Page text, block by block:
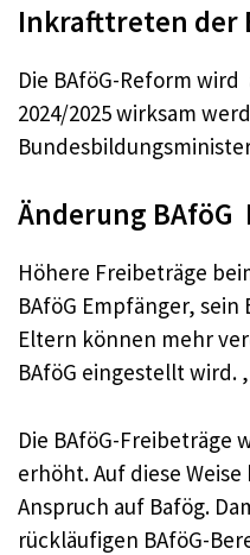
Inkrafttreten der
Die BAföG-Reform
2024/2025 wirksam
Änderung BAföG
Höhere Freibeträge
BAföG Empfänger,
Eltern können mehr
BAföG eingestellt wird. ,
Die BAföG-Freibeträge
erhöht. Auf diese
Anspruch auf Bafög.
rückläufigen BAföG-